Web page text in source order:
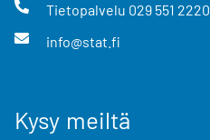
Tietopalvelu 029 551 2220
info@stat.fi
Kysy meiltä